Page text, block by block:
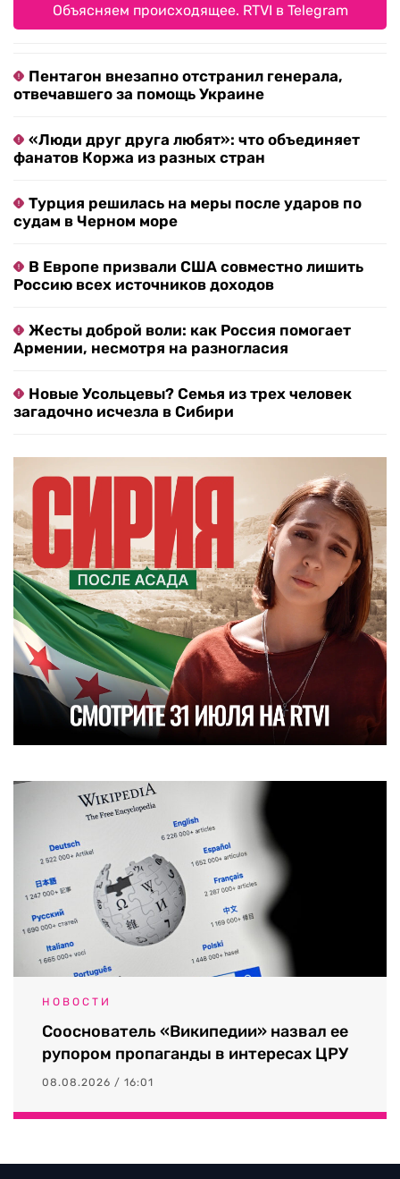
Объясняем происходящее. RTVI в Telegram
Пентагон внезапно отстранил генерала,
отвечавшего за помощь Украине
«Люди друг друга любят»: что объединяет
фанатов Коржа из разных стран
Турция решилась на меры после ударов по
судам в Черном море
В Европе призвали США совместно лишить
Россию всех источников доходов
Жесты доброй воли: как Россия помогает
Армении, несмотря на разногласия
Новые Усольцевы? Семья из трех человек
загадочно исчезла в Сибири
НОВОСТИ
Сооснователь «Википедии» назвал ее
рупором пропаганды в интересах ЦРУ
08.08.2026 / 16:01